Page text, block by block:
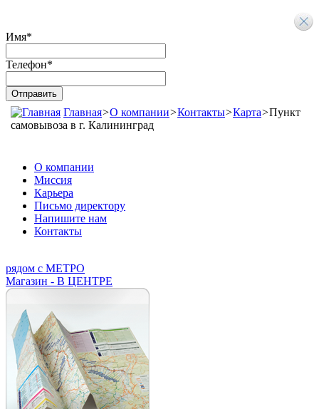
Имя*
Телефон*
Главная>О компании>Контакты>Карта>Пункт
самовывоза в г. Калининград
О компании
Миссия
Карьера
Письмо директору
Напишите нам
Контакты
рядом с МЕТРО
Магазин - В ЦЕНТРЕ